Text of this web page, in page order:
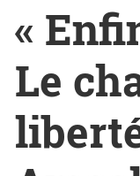
«
Le